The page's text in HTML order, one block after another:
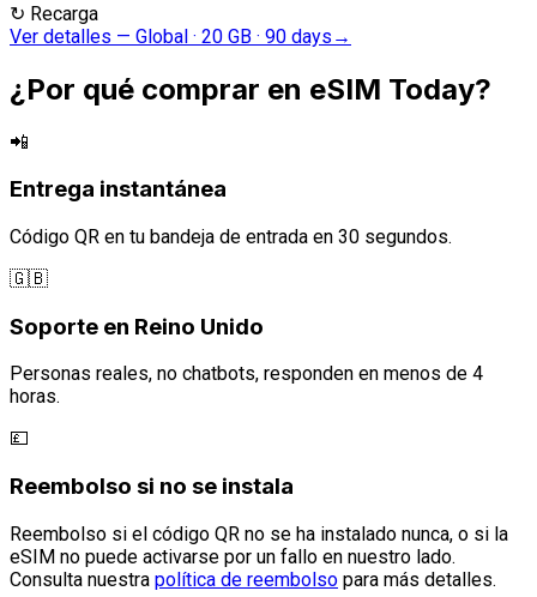
↻ Recarga
Ver detalles — Global · 20 GB · 90 days →
¿Por qué comprar en eSIM Today?
📲
Entrega instantánea
Código QR en tu bandeja de entrada en 30 segundos.
🇬🇧
Soporte en Reino Unido
Personas reales, no chatbots, responden en menos de 4
horas.
💷
Reembolso si no se instala
Reembolso si el código QR no se ha instalado nunca, o si la
eSIM no puede activarse por un fallo en nuestro lado.
Consulta nuestra política de reembolso para más detalles.